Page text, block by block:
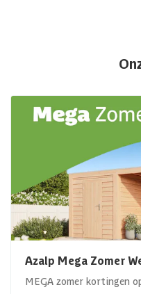
Azalp Mega Zomer
MEGA zomer kortingen